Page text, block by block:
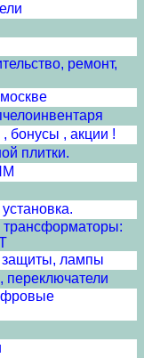
ремонт,
бонусы , акции !
плитки.
защиты, лампы